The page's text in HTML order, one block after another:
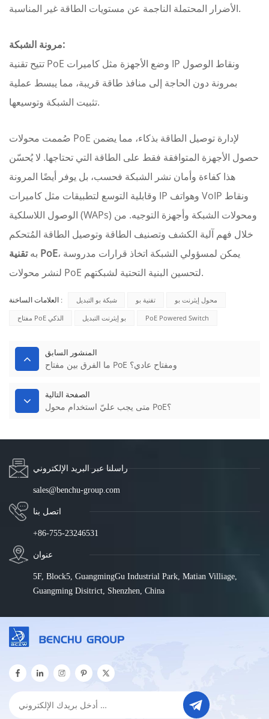
الأضرار المحتملة الناجمة عن مستويات الطاقة غير المناسبة.
مرونة الشبكة:
تتيح تقنية PoE وضع الأجهزة مثل كاميرات IP ونقاط الوصول
بمرونة دون الحاجة إلى منافذ طاقة قريبة، مما يبسط عملية
تثبيت الشبكة وتوسيعها.
صُممت محولات PoE لإدارة توصيل الطاقة بذكاء، مما يضمن
حصول الأجهزة المتوافقة فقط على الطاقة التي تحتاجها. لا يُحسّن
هذا كفاءة وأمان نشر الشبكة فحسب، بل يوفر أيضًا المرونة
وقابلية التوسع لتطبيقات مثل كاميرات IP وهواتف VoIP ونقاط
الوصول اللاسلكية (WAPs) ومحولات الشبكة وأجهزة التوجيه. من
خلال فهم آلية الكشف وتصنيف الطاقة وتوصيل الطاقة المُتحكم
به تقنية PoE، يمكن لمسؤولي الشبكة اتخاذ قرارات مدروسة
لنشر محولات PoE لتحسين البنية التحتية لشبكتهم.
العلامات الساخنة : شبكة بو التبديل تقنية بو
محول إيثرنت بو
مفتاح PoE الذكي
بو إيثرنت التبديل PoE Powered Switch
المنشور السابق
ما الفرق بين مفتاح PoE ومفتاح عادي؟
الصفحة التالية
متى يجب عليّ استخدام محول PoE؟
راسلنا عبر البريد الإلكتروني
sales@benchu-group.com
اتصل بنا
+86-755-23246531
عنوان
5F, Block5, GuangmingGu Industrial Park, Matian Villiage,
Guangming Disitrict, Shenzhen, China